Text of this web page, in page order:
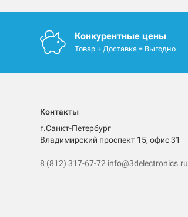
Конкурентные цены
Товар + Доставка = Выгодно
Контакты
г.Санкт-Петербург
Владимирский проспект 15, офис 31
8 (812) 317-67-72 info@3delectronics.ru